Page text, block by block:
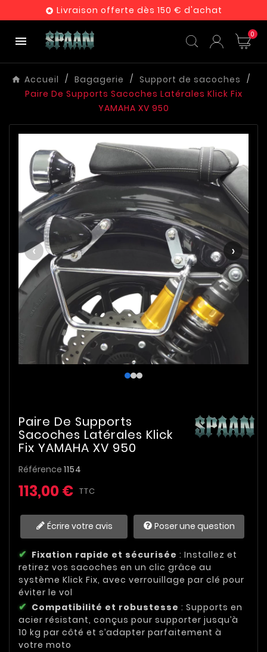
 Livraison offerte dès 150 € d'achat
 0
Accueil Bagagerie
Support de sacoches
Paire De Supports Sacoches Latérales Klick Fix
YAMAHA XV 950
‹ ›
Paire De Supports
Sacoches Latérales Klick
Fix YAMAHA XV 950
Référence 1154
113,00 € TTC
Écrire votre avis Poser une question
Fixation rapide et sécurisée : Installez et
retirez vos sacoches en un clic grâce au
système Klick Fix, avec verrouillage par clé pour
éviter le vol
Compatibilité et robustesse : Supports en
acier résistant, conçus pour supporter jusqu’à
10 kg par côté et s’adapter parfaitement à
votre moto